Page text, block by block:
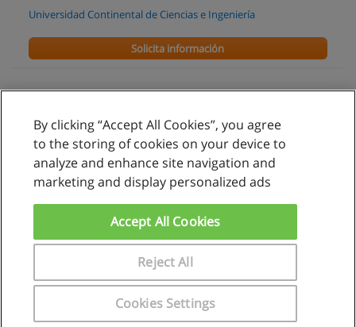
Universidad Continental de Ciencias e Ingeniería
Solicita información
Reglas de uso
Privacidad de datos
www.educaedu.com.pe
By clicking “Accept All Cookies”, you agree
to the storing of cookies on your device to
analyze and enhance site navigation and
marketing and display personalized ads
Cookies Settings
Reject All
Accept All Cookies